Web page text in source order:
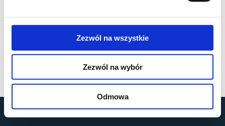
Zezwól na wszystkie
Zezwól na wybór
Odmowa
byMOBILUS MOTOR© All rights reserved